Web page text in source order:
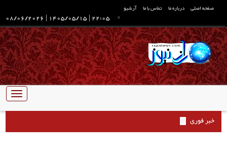
صفحه اصلی درباره ما تماس با ما آرشیو
22:05
|
1405/05/15
|
08/06/2026
تبدیل
ناوبری
خبر فوری